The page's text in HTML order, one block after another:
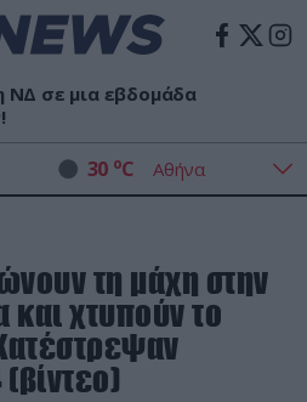
ΝΔ σε μια εβδομάδα
30 oC
τη μάχη στην
και χτυπούν το